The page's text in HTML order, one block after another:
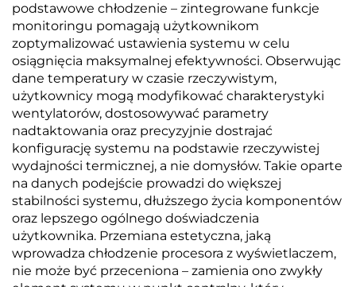
podstawowe chłodzenie – zintegrowane funkcje
monitoringu pomagają użytkownikom
zoptymalizować ustawienia systemu w celu
osiągnięcia maksymalnej efektywności. Obserwując
dane temperatury w czasie rzeczywistym,
użytkownicy mogą modyfikować charakterystyki
wentylatorów, dostosowywać parametry
nadtaktowania oraz precyzyjnie dostrajać
konfigurację systemu na podstawie rzeczywistej
wydajności termicznej, a nie domysłów. Takie oparte
na danych podejście prowadzi do większej
stabilności systemu, dłuższego życia komponentów
oraz lepszego ogólnego doświadczenia
użytkownika. Przemiana estetyczna, jaką
wprowadza chłodzenie procesora z wyświetlaczem,
nie może być przeceniona – zamienia ono zwykły